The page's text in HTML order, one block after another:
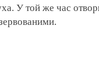
У той же час